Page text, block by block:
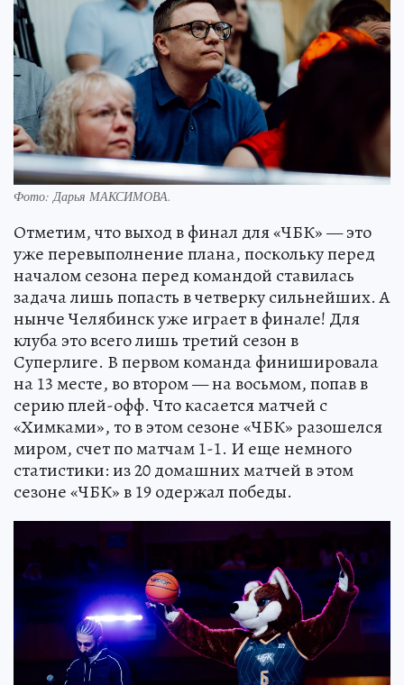
Фото: Дарья МАКСИМОВА.
Отметим, что выход в финал для «ЧБК» — это
уже перевыполнение плана, поскольку перед
началом сезона перед командой ставилась
задача лишь попасть в четверку сильнейших. А
нынче Челябинск уже играет в финале! Для
клуба это всего лишь третий сезон в
Суперлиге. В первом команда финишировала
на 13 месте, во втором — на восьмом, попав в
серию плей-офф. Что касается матчей с
«Химками», то в этом сезоне «ЧБК» разошелся
миром, счет по матчам 1-1. И еще немного
статистики: из 20 домашних матчей в этом
сезоне «ЧБК» в 19 одержал победы.